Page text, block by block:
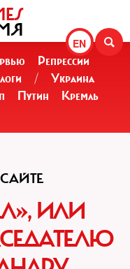
EN
Репрессии
/
Украина
Путин
Кремль
ИЛИ